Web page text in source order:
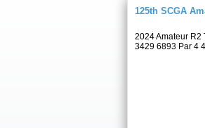
125th SCGA
2024 Amateur
3429 6893 Par 4